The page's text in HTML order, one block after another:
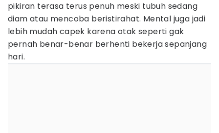
pikiran terasa terus penuh meski tubuh sedang
diam atau mencoba beristirahat. Mental juga jadi
lebih mudah capek karena otak seperti gak
pernah benar-benar berhenti bekerja sepanjang
hari.